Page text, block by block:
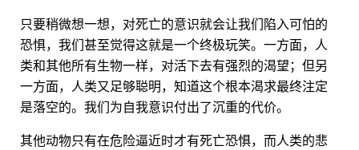
只要稍微想一想，对死亡的意识就会让我们陷入可怕的
恐惧，我们甚至觉得这就是一个终极玩笑。一方面，人
类和其他所有生物一样，对活下去有强烈的渴望；但另
一方面，人类又足够聪明，知道这个根本渴求最终注定
是落空的。我们为自我意识付出了沉重的代价。
其他动物只有在危险逼近时才有死亡恐惧，而人类的悲